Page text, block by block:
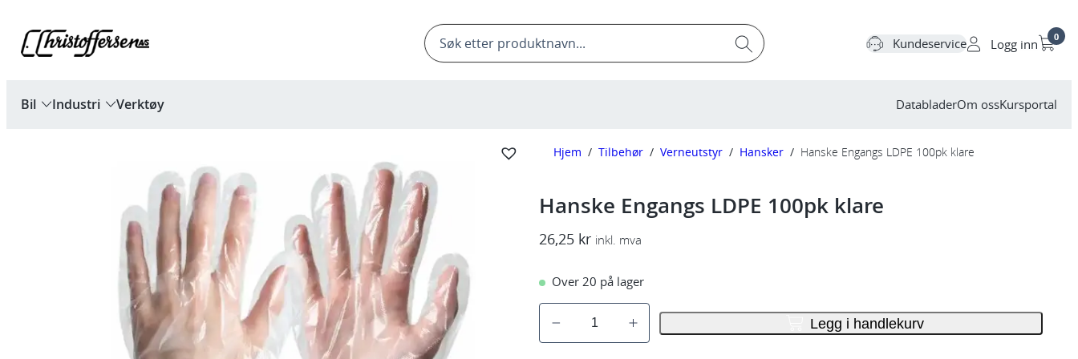
innhold
Products
search Kundeservice Logg inn 0
Bil Industri Verktøy DatabladerOm ossKursportal
Hjem / Tilbehør / Verneutstyr / Hansker / Hanske Engangs LDPE 100pk klare
Hanske Engangs LDPE 100pk klare
26,25 kr inkl. mva
Over 20 på lager
a
Legg i handlekurv